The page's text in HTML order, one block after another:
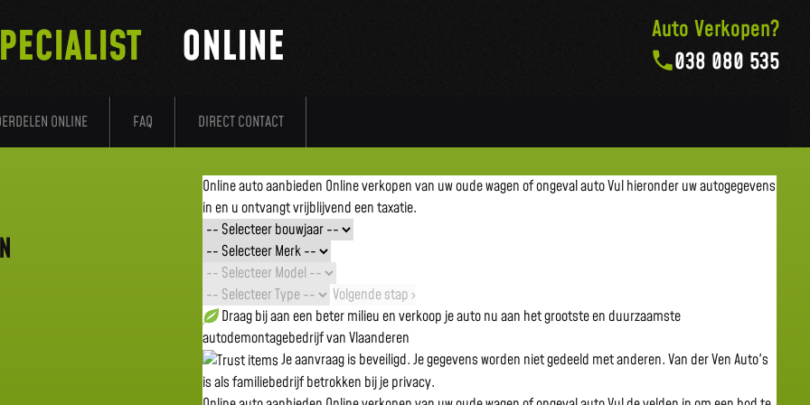
ONLINE FAQ DIRECT CONTACT
ONLINE
Auto Verkopen?
038 080 535
Online auto aanbieden Online verkopen van uw oude wagen of ongeval autoVul hieronder uw autogegevens
in en u ontvangt vrijblijvend een taxatie.
Volgende stap ›
Draag bij aan een beter milieu en verkoop je auto nu aan het grootste en duurzaamste
autodemontagebedrijf van Vlaanderen
Je aanvraag is beveiligd. Je gegevens worden niet gedeeld met anderen. Van der Ven Auto's
is als familiebedrijf betrokken bij je privacy.